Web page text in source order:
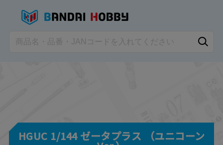
HGUC 1/144 ゼータプラス （ユニコーン